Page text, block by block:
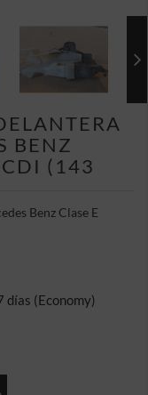
BENZ
(143
Benz Clase E
días (Economy)